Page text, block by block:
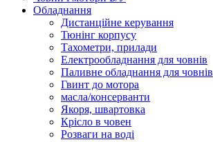
Обладнання
Дистанційне керування
Тюнінг корпусу
Тахометри, прилади
Електрообладнання для човнів
Паливне обладнання для човнів
Гвинт до мотора
масла/консерванти
Якоря, швартовка
Крісло в човен
Розваги на воді